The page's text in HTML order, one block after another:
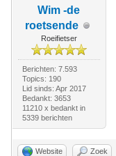
Wim -de
roetsende
Roeifietser
Berichten: 7.593
Topics: 190
Lid sinds: Apr 2017
Bedankt: 3653
11210 x bedankt in
5339 berichten
Website Zoek